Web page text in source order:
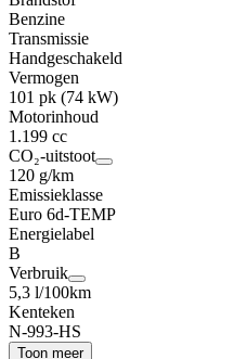
Benzine
Transmissie
Handgeschakeld
Vermogen
101 pk (74 kW)
Motorinhoud
1.199 cc
CO₂-uitstoot
120 g/km
Emissieklasse
Euro 6d-TEMP
Energielabel
B
Verbruik
5,3 l/100km
Kenteken
N-993-HS
Toon meer